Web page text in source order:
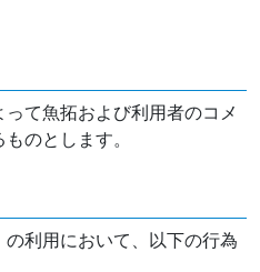
て魚拓および利用者のコメ
のとします。
利用において、以下の行為